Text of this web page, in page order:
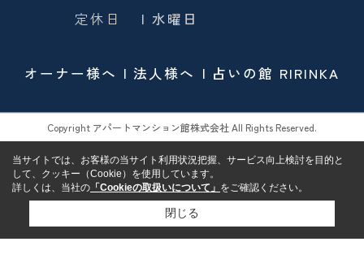
定休日
| 水曜日
オーナー様へ 法人様へ 占いの館 RIRINKA
Copyright アパートマンション館株式会社 All Rights Reserved.
当サイトでは、お客様の当サイト利用状況把握、サービス向上検討を目的と
して、クッキー（Cookie）を使用しています。
詳しくは、当社の 「Cookieの取扱いについて」 をご確認ください。
閉じる